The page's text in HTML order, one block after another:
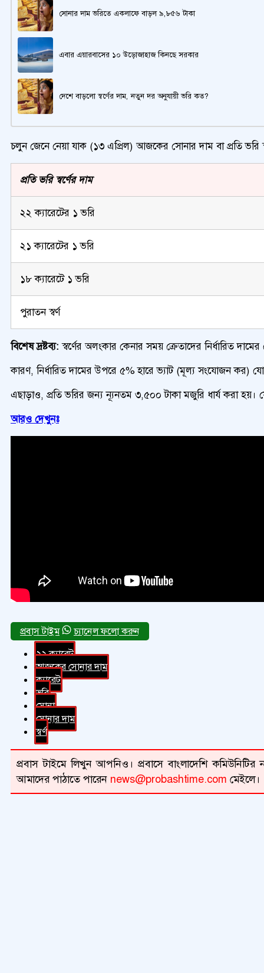
সোনার দাম ভরিতে একলাফে বাড়ল ৯,৮৫৬ টাকা
এবার এয়ারবাসের ১০ উড়োজাহাজ কিনছে সরকার
দেশে বাড়লো স্বর্ণের দাম, নতুন দর অনুযায়ী ভরি কত?
চলুন জেনে নেয়া যাক (১৩ এপ্রিল) আজকের সোনার দাম বা প্রতি ভরি
প্রতি ভরি স্বর্ণের দাম
২২ ক্যারেটের ১ ভরি
২১ ক্যারেটের ১ ভরি
১৮ ক্যারেটে ১ ভরি
পুরাতন স্বর্ণ
বিশেষ দ্রষ্টব্য:স্বর্ণের অলংকার কেনার সময় ক্রেতাদের নির্ধারিত
কারণ, নির্ধারিত দামের উপরে ৫% হারে ভ্যাট (মূল্য সংযোজন কর)
এছাড়াও, প্রতি ভরির জন্য ন্যূনতম ৩,৫০০ টাকা মজুরি ধার্য করা হয়।
আরও দেখুনঃ
চ্যানেল ফলো করুন
২২ ক্যারেট
আজকের সোনার দাম
ক্যারেট
ভরি
সোনা
সোনার দাম
স্বর্ণ
প্রবাস টাইমে লিখুন আপনিও। প্রবাসে বাংলাদেশি
আমাদের পাঠাতে পারেন news@probashtime.com মেইলে।